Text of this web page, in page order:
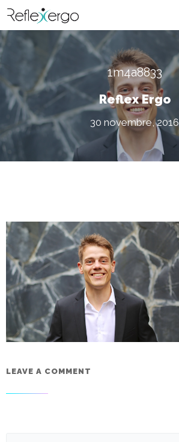
1m4a8833
Reflex Ergo
30 novembre, 2016
LEAVE A COMMENT